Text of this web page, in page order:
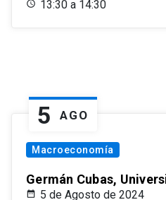
13:30 a 14:30
5 AGO
Macroeconomía
Germán Cubas,
5 de Agosto de 2024